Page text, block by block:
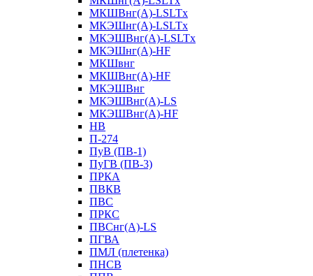
МКШВнг(A)-LSLTx
МКЭШнг(А)-LSLTx
МКЭШВнг(A)-LSLTx
МКЭШнг(А)-HF
МКШвнг
МКШВнг(А)-HF
МКЭШВнг
МКЭШВнг(А)-LS
МКЭШВнг(А)-HF
НВ
П-274
ПуВ (ПВ-1)
ПуГВ (ПВ-3)
ПРКА
ПВКВ
ПВС
ПРКС
ПВСнг(А)-LS
ПГВА
ПМЛ (плетенка)
ПНСВ